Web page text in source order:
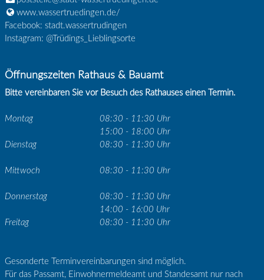
www.wassertruedingen.de/
Facebook: stadt.wassertrudingen
Instagram: @Trüdings_Lieblingsorte
Öffnungszeiten Rathaus & Bauamt
Bitte vereinbaren Sie vor Besuch des Rathauses einen Termin.
Montag
08:30 - 11:30 Uhr
15:00 - 18:00 Uhr
Dienstag
08:30 - 11:30 Uhr
Mittwoch 08:30 - 11:30 Uhr
Donnerstag
08:30 - 11:30 Uhr
14:00 - 16:00 Uhr
Freitag
08:30 - 11:30 Uhr
Gesonderte Terminvereinbarungen sind möglich.
Für das Passamt, Einwohnermeldeamt und Standesamt nur nach